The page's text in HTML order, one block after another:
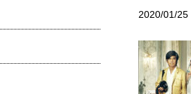
2020/01/25